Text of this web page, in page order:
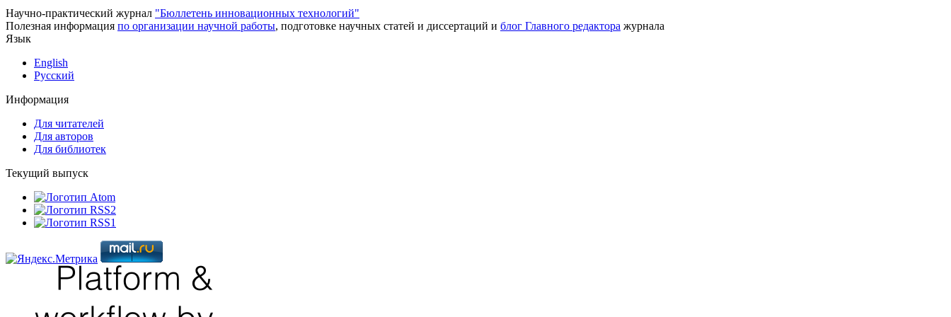
Научно-практический журнал "Бюллетень инновационных технологий"
Полезная информация по организации научной работы, подготовке научных статей и диссертаций и блог Главного редактора журнала
Язык
English
Русский
Информация
Для читателей
Для авторов
Для библиотек
Текущий выпуск